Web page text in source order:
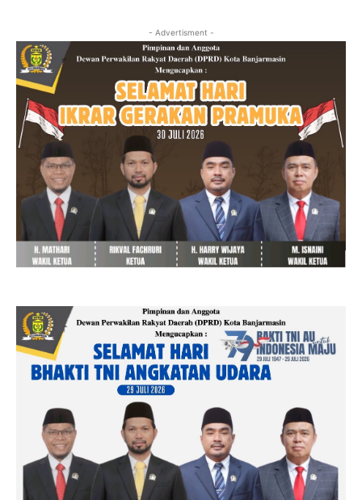
- Advertisment -